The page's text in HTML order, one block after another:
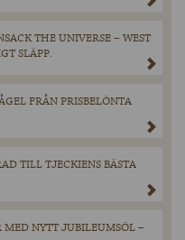
THE UNIVERSE – WEST
SLÄPP.
FRÅN PRISBELÖNTA
TILL TJECKIENS BÄSTA
NYTT JUBILEUMSÖL –